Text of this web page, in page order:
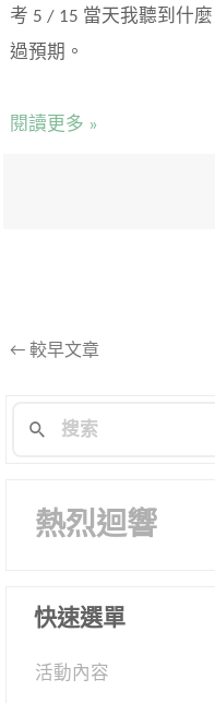
考 5 / 15 當天我聽到什
過預期。
閱讀更多 »
文
← 較早文章
熱烈迴響
快速選單
活動內容